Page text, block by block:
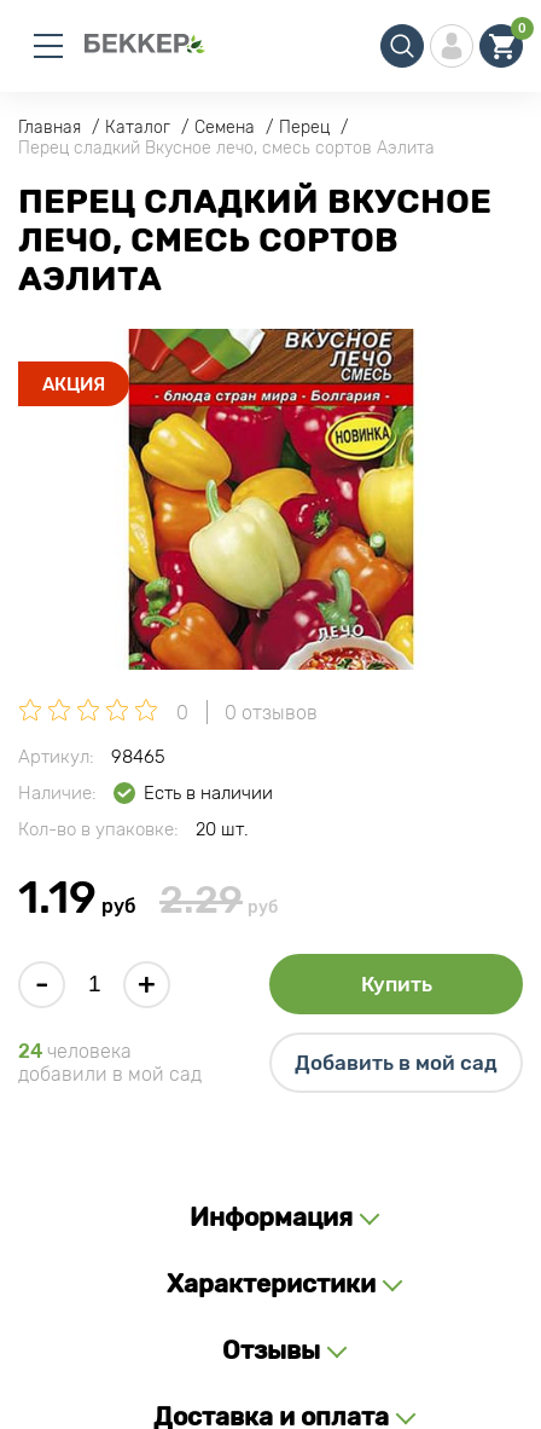
0
Главная Каталог Семена
Перец
Перец сладкий Вкусное лечо, смесь сортов Аэлита
ПЕРЕЦ СЛАДКИЙ ВКУСНОЕ
ЛЕЧО, СМЕСЬ СОРТОВ
АЭЛИТА
АКЦИЯ
0 0 отзывов
Артикул:
98465
Наличие:
Есть в наличии
Кол-во в упаковке:
20 шт.
1.19 руб 2.29 руб
- + Купить
24 человека
добавили в мой сад
Добавить в мой сад
Информация
Характеристики
Отзывы
Доставка и оплата